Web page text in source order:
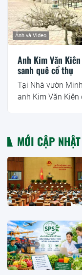
Ảnh và Video
Anh Kim Văn
sanh quê cổ thụ
Tại Nhà vườn
anh Kim Văn
MỚI CẬP NHẬT